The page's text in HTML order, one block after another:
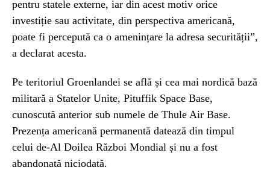
pentru statele externe, iar din acest motiv orice
investiție sau activitate, din perspectiva americană,
poate fi percepută ca o amenințare la adresa securității”,
a declarat acesta.
Pe teritoriul Groenlandei se află și cea mai nordică bază
militară a Statelor Unite, Pituffik Space Base,
cunoscută anterior sub numele de Thule Air Base.
Prezența americană permanentă datează din timpul
celui de-Al Doilea Război Mondial și nu a fost
abandonată niciodată.